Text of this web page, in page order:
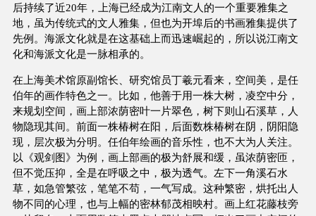
后持续了近20年，上海已经成为江南文人的一个重要雅集之
地，虽为传统式的文人雅集，但也为开埠后的书画雅集提供了
先例。海派文化就是在这基础上而迅速崛起的，所以说江南文
化和海派文化是一脉相承的。
在上海美术馆原副馆长、研究馆员丁羲元看来，空间美，是任
伯年的画作特色之一。比如，他善于用一株大树，凌空中分，
来规划空间，画上部浓荫密叶一片翠色，树下则山石溪草，人
物隐现其间。前面一株椿树在阳，后面数株椿树在阴，阴阳隐
现，层次极为分明。任伯年绘画的音乐性，也不大为人关注。
以《观剑图》为例，画上部画的极为舒展和缓，虽浓荫密匝，
但不觉压抑，全是在呼吸之中，极为透气。左下一角溪石水
草，如急管繁弦，笔笔不苟，一气写成。这种繁密，烘托出人
物不同的心理，也与上幅的密林郁茂相映村。画上红花藤枝旁